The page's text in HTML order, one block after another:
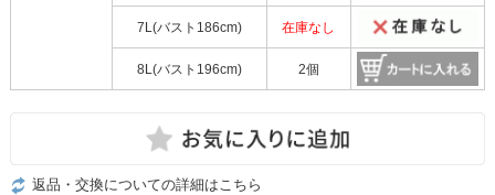
7L(バスト186cm) 在庫なし
8L(バスト196cm) 2個
返品・交換についての詳細はこちら